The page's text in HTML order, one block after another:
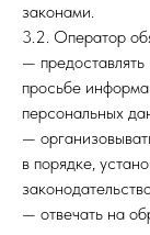
законами.
3.2. Оператор
—
просьбе
персональных
—
в порядке,
— отвечать на